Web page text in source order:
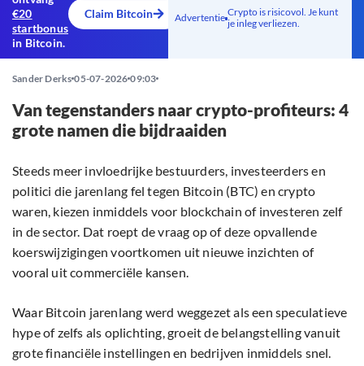
€20
startbonus
in Bitcoin.
Claim Bitcoin Advertentie Crypto is risicovol. Je kunt
je inleg verliezen.
Sander Derks 05-07-2026 09:03
Van tegenstanders naar crypto-profiteurs: 4
grote namen die bijdraaiden
Steeds meer invloedrijke bestuurders, investeerders en
politici die jarenlang fel tegen Bitcoin (BTC) en crypto
waren, kiezen inmiddels voor blockchain of investeren zelf
in de sector. Dat roept de vraag op of deze opvallende
koerswijzigingen voortkomen uit nieuwe inzichten of
vooral uit commerciële kansen.
Waar Bitcoin jarenlang werd weggezet als een speculatieve
hype of zelfs als oplichting, groeit de belangstelling vanuit
grote financiële instellingen en bedrijven inmiddels snel.